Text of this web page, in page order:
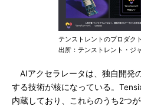
テンストレントのプロダク
出所：テンストレント・ジ
AIアクセラレータは、独自開発
する技術が核になっている。
内蔵しており、これらのうち2つ